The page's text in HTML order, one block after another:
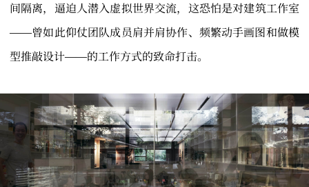
间隔离，逼迫人潜入虚拟世界交流，这恐怕是对建筑工作室
——曾如此仰仗团队成员肩并肩协作、频繁动手画图和做模
型推敲设计——的工作方式的致命打击。